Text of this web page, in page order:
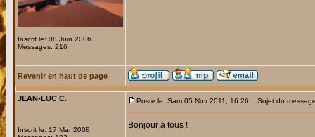
Inscrit le: 08 Juin 2006
Messages: 216
Revenir en haut de page
JEAN-LUC C.
Inscrit le: 17 Mar 2008
Posté le: Sam 05 Nov 2011, 16:26 Sujet du
Bonjour à tous !